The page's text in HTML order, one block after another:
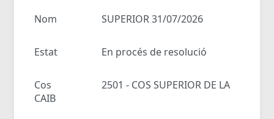
Nom SUPERIOR 31/07/2026
Estat En procés de resolució
Cos
2501 - COS SUPERIOR DE LA
CAIB